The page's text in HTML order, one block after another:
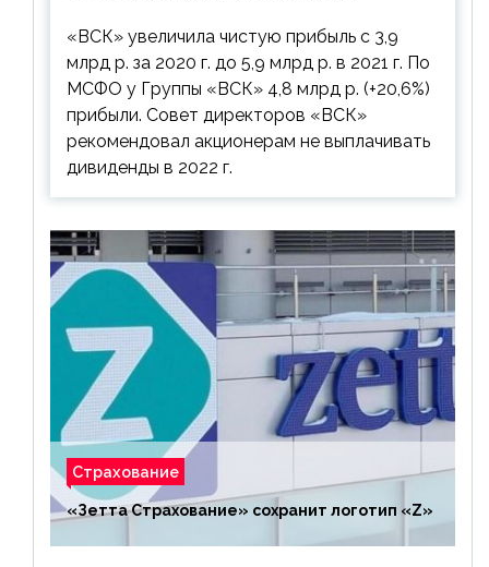
выплачивать
«ВСК» увеличила чистую прибыль с 3,9
млрд р. за 2020 г. до 5,9 млрд р. в 2021 г. По
МСФО у Группы «ВСК» 4,8 млрд р. (+20,6%)
прибыли. Совет директоров «ВСК»
рекомендовал акционерам не выплачивать
дивиденды в 2022 г.
Страхование
«Зетта Страхование» сохранит логотип «Z»